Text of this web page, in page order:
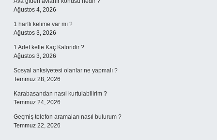
Ağustos 4, 2026
1 harfli kelime var mı ?
Ağustos 3, 2026
1 Adet kelle Kaç Kaloridir ?
Ağustos 3, 2026
Sosyal anksiyetesi olanlar ne yapmalı ?
Temmuz 28, 2026
Karabasandan nasıl kurtulabilirim ?
Temmuz 24, 2026
Geçmiş telefon aramaları nasıl bulurum ?
Temmuz 22, 2026